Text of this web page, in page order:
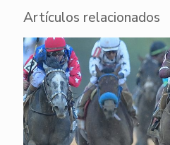
Artículos relacionados